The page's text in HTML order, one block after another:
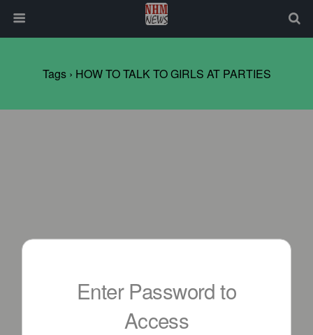
Tags › HOW TO TALK TO GIRLS AT PARTIES
Enter Password to
Access